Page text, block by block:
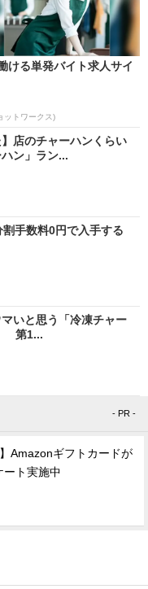
ける単発バイト求人サイ
ットワークス)
店のチャーハンくらい
ン」ラン...
手数料0円で入手する
いと思う「冷凍チャー
第1...
- PR -
Amazonギフトカードが
ート実施中